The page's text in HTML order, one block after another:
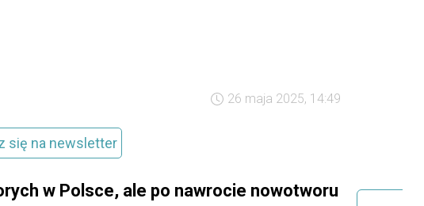
26 maja 2025, 14:49
się na newsletter
w Polsce, ale po nawrocie nowotworu